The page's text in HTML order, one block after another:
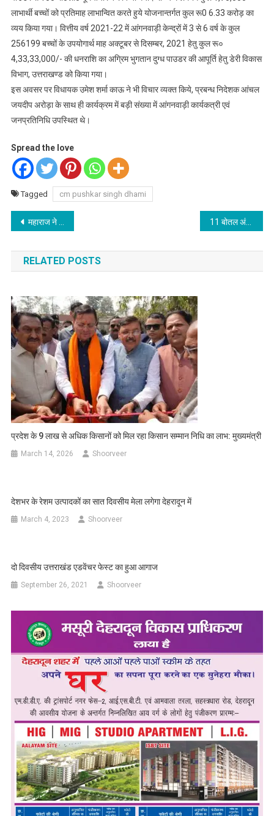
लाभार्थी बच्चों को प्रतिमाह लाभान्वित करते हुये योजनान्तर्गत कुल रू0 6.33 करोड़ का
व्यय किया गया। वित्तीय वर्ष 2021-22 में आंगनवाड़ी केन्द्रों में 3 से 6 वर्ष के कुल
256199 बच्चों के उपयोगार्थ माह अक्टूबर से दिसम्बर, 2021 हेतु कुल रू०
4,33,33,000/- की धनराशि का अग्रिम भुगतान दुग्ध पाउडर की आपूर्ति हेतु डेरी विकास
विभाग, उत्तराखण्ड को किया गया।
इस अवसर पर विधायक उमेश शर्मा काऊ ने भी विचार व्यक्त किये, प्रबन्ध निदेशक आंचल
जयदीप अरोड़ा के साथ ही कार्यक्रम में बड़ी संख्या में आंगनवाड़ी कार्यकत्री एवं
जनप्रतिनिधि उपस्थित थे।
Spread the love
Tagged cm pushkar singh dhami
Post
navigation
महाराज ने पिनानी में ग्रोथ सेन्टरों सहित करोड़ों की योजनाओं का किया लोकार्पण-शिलान्यास 11 बोतल अंग्रेजी शराब के साथ एक गिरफ्तार
RELATED POSTS
प्रदेश के 9 लाख से अधिक किसानों को मिल रहा किसान सम्मान निधि का लाभ: मुख्यमंत्री
March 14, 2026 Shoorveer
देशभर के रेशम उत्पादकों का सात दिवसीय मेला लगेगा देहरादून में
March 4, 2023 Shoorveer
दो दिवसीय उत्तराखंड एडवेंचर फेस्ट का हुआ आगाज
September 26, 2021 Shoorveer